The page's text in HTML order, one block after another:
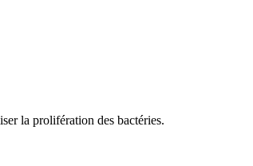
la prolifération des bactéries.